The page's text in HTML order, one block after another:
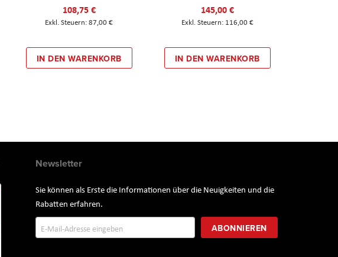
108,75 €
87,00 €
IN DEN WARENKORB
145,00 €
116,00 €
IN DEN WARENKORB
Newsletter
Sie können als Erste die Informationen über die Neuigkeiten und die
Rabatten erfahren.
Annmeldung
zum
ABONNIEREN